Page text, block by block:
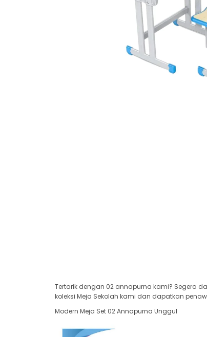
Tertarik dengan 02 annapurna kami? Segera
koleksi Meja Sekolah kami dan dapatkan
Modern Meja Set 02 Annapurna Unggul